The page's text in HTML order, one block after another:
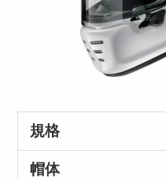
規格
帽体